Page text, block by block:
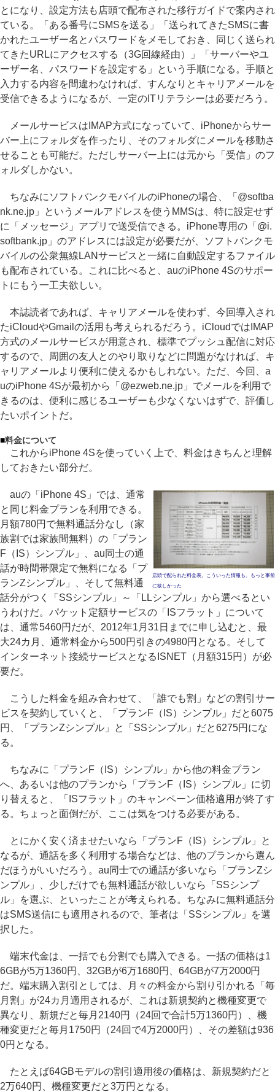
とになり、設定方法も店頭で配布された移行ガイドで案内され
ている。「ある番号にSMSを送る」「送られてきたSMSに書
かれたユーザー名とパスワードをメモしておき、同じく送られ
てきたURLにアクセスする（3G回線経由）」「サーバーやユ
ーザー名、パスワードを設定する」という手順になる。手順と
入力する内容を間違わなければ、すんなりとキャリアメールを
受信できるようになるが、一定のITリテラシーは必要だろう。
メールサービスはIMAP方式になっていて、iPhoneからサー
バー上にフォルダを作ったり、そのフォルダにメールを移動さ
せることも可能だ。ただしサーバー上には元から「受信」のフ
ォルダしかない。
ちなみにソフトバンクモバイルのiPhoneの場合、「@softba
nk.ne.jp」というメールアドレスを使うMMSは、特に設定せず
に「メッセージ」アプリで送受信できる。iPhone専用の「@i.
softbank.jp」のアドレスには設定が必要だが、ソフトバンクモ
バイルの公衆無線LANサービスと一緒に自動設定するファイル
も配布されている。これに比べると、auのiPhone 4Sのサポー
トにもう一工夫欲しい。
本誌読者であれば、キャリアメールを使わず、今回導入され
たiCloudやGmailの活用も考えられるだろう。iCloudではIMAP
方式のメールサービスが用意され、標準でプッシュ配信に対応
するので、周囲の友人とのやり取りなどに問題がなければ、キ
ャリアメールより便利に使えるかもしれない。ただ、今回、a
uのiPhone 4Sが最初から「@ezweb.ne.jp」でメールを利用で
きるのは、便利に感じるユーザーも少なくないはずで、評価し
たいポイントだ。
■料金について
これからiPhone 4Sを使っていく上で、料金はきちんと理解
しておきたい部分だ。
店頭で配られた料金表。こういった情報も、もっと事前
に欲しかった
auの「iPhone 4S」では、通常
と同じ料金プランを利用できる。
月額780円で無料通話分なし（家
族割では家族間無料）の「プラン
F（IS）シンプル」、au同士の通
話が時間帯限定で無料になる「プ
ランZシンプル」、そして無料通
話分がつく「SSシンプル」～「LLシンプル」から選べるとい
うわけだ。パケット定額サービスの「ISフラット」について
は、通常5460円だが、2012年1月31日までに申し込むと、最
大24カ月、通常料金から500円引きの4980円となる。そして
インターネット接続サービスとなるISNET（月額315円）が必
要だ。
こうした料金を組み合わせて、「誰でも割」などの割引サー
ビスを契約していくと、「プランF（IS）シンプル」だと6075
円、「プランZシンプル」と「SSシンプル」だと6275円にな
る。
ちなみに「プランF（IS）シンプル」から他の料金プラン
へ、あるいは他のプランから「プランF（IS）シンプル」に切
り替えると、「ISフラット」のキャンペーン価格適用が終了す
る。ちょっと面倒だが、ここは気をつける必要がある。
とにかく安く済ませたいなら「プランF（IS）シンプル」と
なるが、通話を多く利用する場合などは、他のプランから選ん
だほうがいいだろう。au同士での通話が多いなら「プランZシ
ンプル」、少しだけでも無料通話が欲しいなら「SSシンプ
ル」を選ぶ、といったことが考えられる。ちなみに無料通話分
はSMS送信にも適用されるので、筆者は「SSシンプル」を選
択した。
端末代金は、一括でも分割でも購入できる。一括の価格は1
6GBが5万1360円、32GBが6万1680円、64GBが7万2000円
だ。端末購入割引としては、月々の料金から割り引かれる「毎
月割」が24カ月適用されるが、これは新規契約と機種変更で
異なり、新規だと毎月2140円（24回で合計5万1360円）、機
種変更だと毎月1750円（24回で4万2000円）、その差額は936
0円となる。
たとえば64GBモデルの割引適用後の価格は、新規契約だと
2万640円、機種変更だと3万円となる。